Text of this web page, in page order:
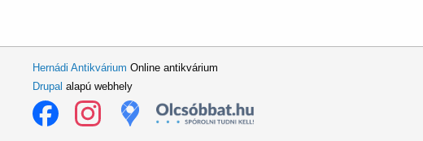
Hernádi Antikvárium Online antikvárium
Drupal alapú webhely